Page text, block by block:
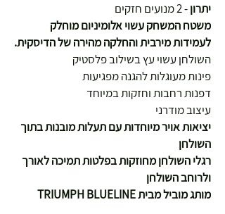
יתרון- 2 מנועים חזקים
משטח המשחק עשוי אלומיניום מוחלק
לעמידות מירבית והחלקה מהירה של הדיסקית.
השולחן עשוי עץ בשילוב פלסטיק
פינות מעוגלות להגנה מפגיעות
דפנות רחבות וחזקות במיוחד
עיצוב מודרני
יציאות אויר מיוחדות עם תעלות מובנות בתוך
השולחן
רגלי השולחן מחוזקות בפלטות תמיכה לאורך
ולרוחב השולחן
מותג מוביל מבית TRIUMPH BLUELINE